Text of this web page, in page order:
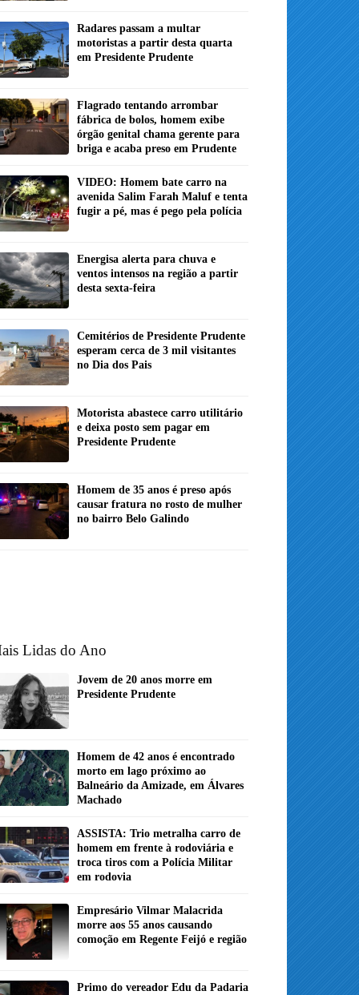
Radares passam a multar
motoristas a partir desta quarta
em Presidente Prudente
Flagrado tentando arrombar
fábrica de bolos, homem exibe
órgão genital chama gerente para
briga e acaba preso em Prudente
VIDEO: Homem bate carro na
avenida Salim Farah Maluf e tenta
fugir a pé, mas é pego pela polícia
Energisa alerta para chuva e
ventos intensos na região a partir
desta sexta-feira
Cemitérios de Presidente Prudente
esperam cerca de 3 mil visitantes
no Dia dos Pais
Motorista abastece carro utilitário
e deixa posto sem pagar em
Presidente Prudente
Homem de 35 anos é preso após
causar fratura no rosto de mulher
no bairro Belo Galindo
Lidas do Ano
Jovem de 20 anos morre em
Presidente Prudente
Homem de 42 anos é encontrado
morto em lago próximo ao
Balneário da Amizade, em Álvares
Machado
ASSISTA: Trio metralha carro de
homem em frente à rodoviária e
troca tiros com a Polícia Militar
em rodovia
Empresário Vilmar Malacrida
morre aos 55 anos causando
comoção em Regente Feijó e região
Primo do vereador Edu da Padaria